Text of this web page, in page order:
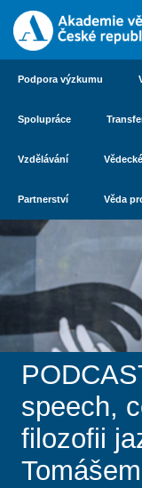
Podpora výzkumu
Spolupráce
Vzdělávání
Partnerství Věda
speech,
filozofii